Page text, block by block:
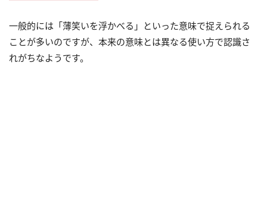
一般的には「薄笑いを浮かべる」といった意味で捉えられる
ことが多いのですが、本来の意味とは異なる使い方で認識さ
れがちなようです。